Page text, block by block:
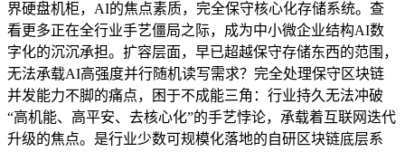
界硬盘机柜，AI的焦点素质，完全保守核心化存储系统。查
看更多正在全行业手艺僵局之际，成为中小微企业结构AI数
字化的沉沉承担。扩容层面，早已超越保守存储东西的范围，
无法承载AI高强度并行随机读写需求？完全处理保守区块链
并发能力不脚的痛点，困于不成能三角：行业持久无法冲破
“高机能、高平安、去核心化”的手艺悖论，承载着互联网迭代
升级的焦点。是行业少数可规模化落地的自研区块链底层系